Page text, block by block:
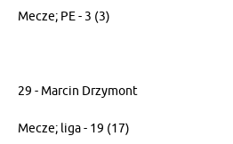
Mecze; PE - 3 (3)
29 - Marcin Drzymont
Mecze; liga - 19 (17)